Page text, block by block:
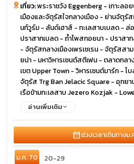
เที่ยว:พระราชวัง Eggenberg - เกาะลอ
เมืองและจัตุรัสใจกลางเมือง - ย่านจัตุรั
นท์วูร์ม - ลันด์เฮาส์ - ทะเลสาบเบลด - ล่
ปราสาทเบลด - ถ้ำโพสทอยนา - ปราสา
- จัตุรัสกลางเมืองเพรเซเรน - จัตุรัสสา
ยน่า - มหาวิหารเซนต์สตีเฟน - ตลาดกล
เขต Upper Town - วิหารเซนต์มาร์ก - โ
จัตุรัส Trg Ban Jelacic Square - อุทย
เรือข้ามทะเลสาบ Jezero Kozjak -
- โบสถ์อนาสตาเชีย - โบสถ์เซนต์ โดแนท
Cathedral - หอนาฬิกาโบราณ - พระรา
เลส - ถนนสตราดัน - สะพานโบราณ สต
มัสยิดโกสกี้ เมห์เมด ปาซ่า - อุโมงค์สงค
จา - ย่านเมืองเก่าซาราเยโว - สุเหร่า
อ่านเพิ่มเติม
calendar_monthช่วงเวลาเดินทางม.
ม.ค. 70 20-29